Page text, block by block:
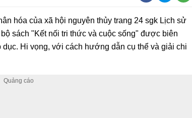
hóa của xã hội nguyên thủy trang 24 sgk Lịch sử
sách "Kết nối tri thức và cuộc sống" được biên
Hi vọng, với cách hướng dẫn cụ thể và giải chi